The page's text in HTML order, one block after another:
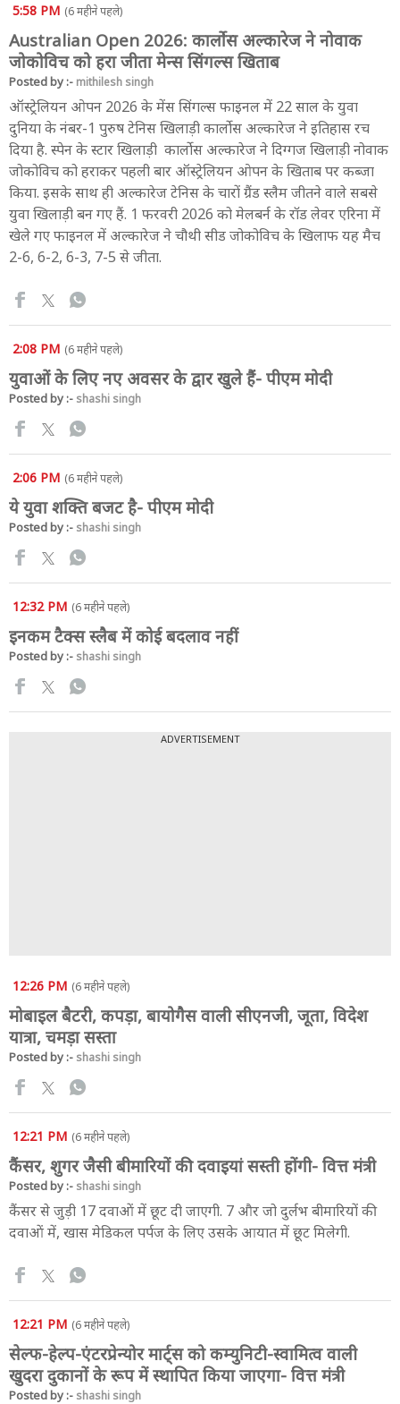
5:58 PM (6 महीने पहले)
Australian Open 2026: कार्लोस अल्कारेज ने नोवाक
जोकोविच को हरा जीता मेन्स सिंगल्स खिताब
Posted by :- mithilesh singh
ऑस्ट्रेलियन ओपन 2026 के मेंस सिंगल्स फाइनल में 22 साल के युवा
दुनिया के नंबर-1 पुरुष टेनिस खिलाड़ी कार्लोस अल्कारेज ने इतिहास रच
दिया है. स्पेन के स्टार खिलाड़ी कार्लोस अल्कारेज ने दिग्गज खिलाड़ी नोवाक
जोकोविच को हराकर पहली बार ऑस्ट्रेलियन ओपन के खिताब पर कब्जा
किया. इसके साथ ही अल्कारेज टेनिस के चारों ग्रैंड स्लैम जीतने वाले सबसे
युवा खिलाड़ी बन गए हैं. 1 फरवरी 2026 को मेलबर्न के रॉड लेवर एरिना में
खेले गए फाइनल में अल्कारेज ने चौथी सीड जोकोविच के खिलाफ यह मैच
2-6, 6-2, 6-3, 7-5 से जीता.
2:08 PM (6 महीने पहले)
युवाओं के लिए नए अवसर के द्वार खुले हैं- पीएम मोदी
Posted by :- shashi singh
2:06 PM (6 महीने पहले)
ये युवा शक्ति बजट है- पीएम मोदी
Posted by :- shashi singh
12:32 PM (6 महीने पहले)
इनकम टैक्स स्लैब में कोई बदलाव नहीं
Posted by :- shashi singh
ADVERTISEMENT
12:26 PM (6 महीने पहले)
मोबाइल बैटरी, कपड़ा, बायोगैस वाली सीएनजी, जूता, विदेश
यात्रा, चमड़ा सस्ता
Posted by :- shashi singh
12:21 PM (6 महीने पहले)
कैंसर, शुगर जैसी बीमारियों की दवाइयां सस्ती होंगी- वित्त मंत्री
Posted by :- shashi singh
कैंसर से जुड़ी 17 दवाओं में छूट दी जाएगी. 7 और जो दुर्लभ बीमारियों की
दवाओं में, खास मेडिकल पर्पज के लिए उसके आयात में छूट मिलेगी.
12:21 PM (6 महीने पहले)
सेल्फ-हेल्प-एंटरप्रेन्योर मार्ट्स को कम्युनिटी-स्वामित्व वाली
खुदरा दुकानों के रूप में स्थापित किया जाएगा- वित्त मंत्री
Posted by :- shashi singh